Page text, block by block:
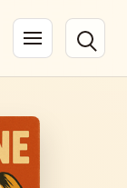
Navigation öffnen